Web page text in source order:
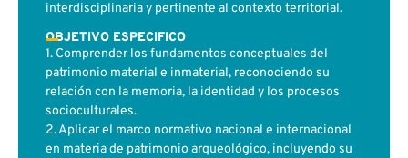
interdisciplinaria y pertinente al contexto territorial.
OBJETIVO ESPECIFICO
1. Comprender los fundamentos conceptuales del
patrimonio material e inmaterial, reconociendo su
relación con la memoria, la identidad y los procesos
socioculturales.
2. Aplicar el marco normativo nacional e internacional
en materia de patrimonio arqueológico, incluyendo su